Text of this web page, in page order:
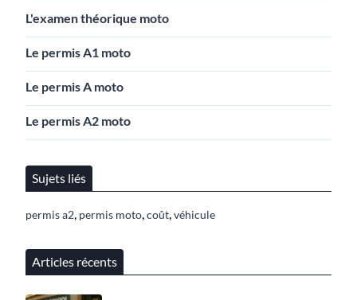
L'examen théorique moto
Le permis A1 moto
Le permis A moto
Le permis A2 moto
Sujets liés
permis a2, permis moto,coût,véhicule
Articles récents